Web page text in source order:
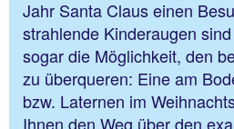
Jahr Santa Claus einen
strahlende Kinderaugen
sogar die Möglichkeit, den
zu überqueren: Eine am
bzw. Laternen im
Ihnen den Weg über den